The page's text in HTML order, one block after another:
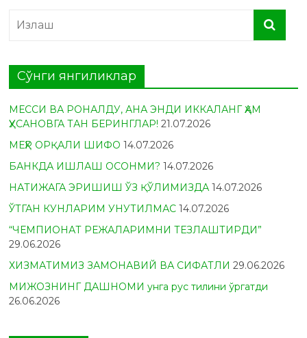
Сўнги янгиликлар
МЕССИ ВА РОНАЛДУ, АНА ЭНДИ ИККАЛАНГ ҲАМ
ҲУСАНОВГА ТАН БЕРИНГЛАР! 21.07.2026
МЕҲР ОРҚАЛИ ШИФО 14.07.2026
БАНКДА ИШЛАШ ОСОНМИ? 14.07.2026
НАТИЖАГА ЭРИШИШ ЎЗ ҚЎЛИМИЗДА 14.07.2026
ЎТГАН КУНЛАРИМ УНУТИЛМАС 14.07.2026
“ЧЕМПИОНАТ РЕЖАЛАРИМНИ ТЕЗЛАШТИРДИ”
29.06.2026
ХИЗМАТИМИЗ ЗАМОНАВИЙ ВА СИФАТЛИ 29.06.2026
МИЖОЗНИНГ ДАШНОМИ унга рус тилини ўргатди
26.06.2026